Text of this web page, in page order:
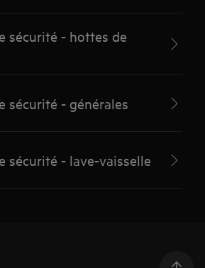
sécurité - hottes de
sécurité - générales
sécurité - lave-vaisselle